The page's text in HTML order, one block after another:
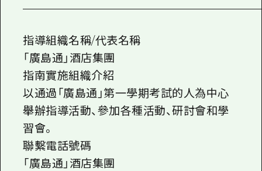
2晚3天
廣島視頻
常見問題
照片下載
災難發生期間的交通資訊
廣島縣觀光宣傳冊
指導組織名稱/代表名稱
「廣島通」酒店集團
指南實施組織介紹
以通過「廣島通」第一學期考試的人為中心
舉辦指導活動、參加各種活動、研討會和學
習會。
聯繫電話號碼
「廣島通」酒店集團